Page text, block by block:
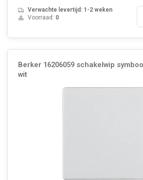
Verwachte levertijd: 1-2 weken
Voorraad: 0
Berker 16206059 schakelwip
wit